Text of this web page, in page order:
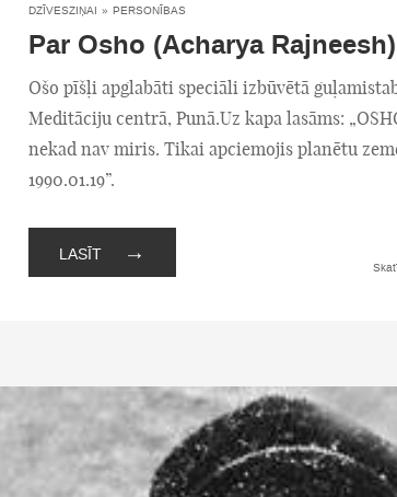
DZĪVESZIŅAI » PERSONĪBAS
Par Osho (Acharya Rajneesh)
Ošo pīšļi apglabāti speciāli izbūvētā
Meditāciju centrā, Punā.Uz kapa lasāms:
nekad nav miris. Tikai apciemojis planētu zeme
1990.01.19”.
LASĪT →